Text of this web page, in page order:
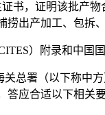
，证明该批产
出产加工、包拆
）附录和中国国
署（以下称中
答应合适以下相关